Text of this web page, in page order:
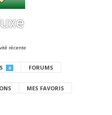
récente
0 FORUMS
MES FAVORIS